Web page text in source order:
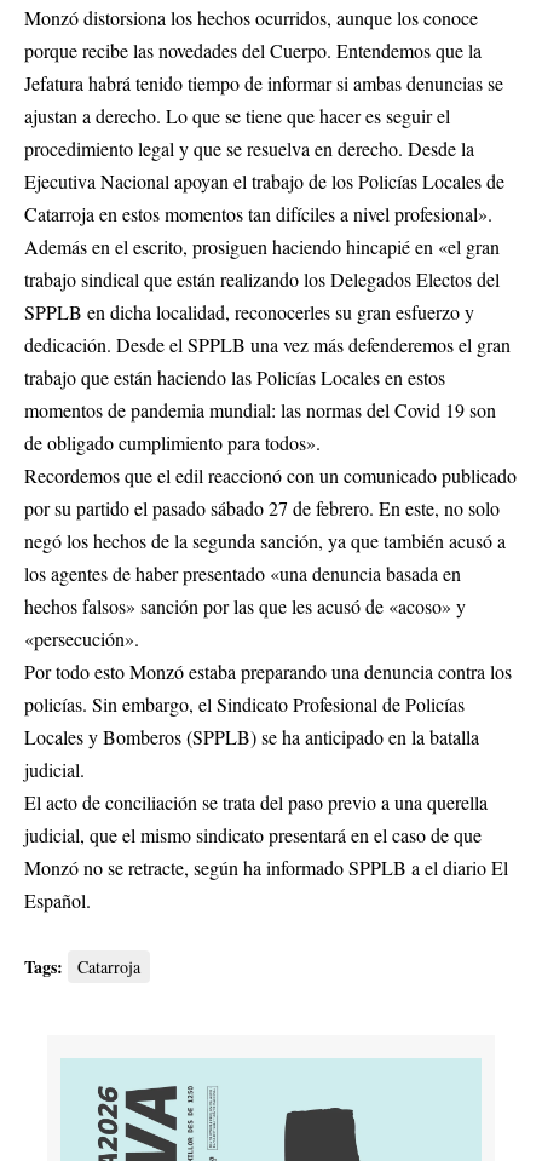
Monzó distorsiona los hechos ocurridos, aunque los conoce
porque recibe las novedades del Cuerpo. Entendemos que la
Jefatura habrá tenido tiempo de informar si ambas denuncias se
ajustan a derecho. Lo que se tiene que hacer es seguir el
procedimiento legal y que se resuelva en derecho. Desde la
Ejecutiva Nacional apoyan el trabajo de los Policías Locales de
Catarroja en estos momentos tan difíciles a nivel profesional».
Además en el escrito, prosiguen haciendo hincapié en «el gran
trabajo sindical que están realizando los Delegados Electos del
SPPLB en dicha localidad, reconocerles su gran esfuerzo y
dedicación. Desde el SPPLB una vez más defenderemos el gran
trabajo que están haciendo las Policías Locales en estos
momentos de pandemia mundial: las normas del Covid 19 son
de obligado cumplimiento para todos».
Recordemos que el edil reaccionó con un comunicado publicado
por su partido el pasado sábado 27 de febrero. En este, no solo
negó los hechos de la segunda sanción, ya que también acusó a
los agentes de haber presentado «una denuncia basada en
hechos falsos» sanción por las que les acusó de «acoso» y
«persecución».
Por todo esto Monzó estaba preparando una denuncia contra los
policías. Sin embargo, el Sindicato Profesional de Policías
Locales y Bomberos (SPPLB) se ha anticipado en la batalla
judicial.
El acto de conciliación se trata del paso previo a una querella
judicial, que el mismo sindicato presentará en el caso de que
Monzó no se retracte, según ha informado SPPLB a el diario El
Español.
Tags: Catarroja